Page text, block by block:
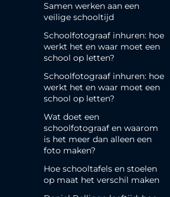
Samen werken aan een
veilige schooltijd
Schoolfotograaf inhuren: hoe
werkt het en waar moet een
school op letten?
Schoolfotograaf inhuren: hoe
werkt het en waar moet een
school op letten?
Wat doet een
schoolfotograaf en waarom
is het meer dan alleen een
foto maken?
Hoe schooltafels en stoelen
op maat het verschil maken